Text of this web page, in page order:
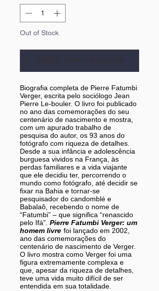
Out of Stock
Notify When Available
Biografia completa de Pierre Fatumbi
Verger, escrita pelo sociólogo Jean
Pierre Le-bouler. O livro foi publicado
no ano das comemorações do seu
centenário de nascimento e mostra,
com um apurado trabalho de
pesquisa do autor, os 93 anos do
fotógrafo com riqueza de detalhes.
Desde a sua infância e adolescência
burguesa vividos na França, às
perdas familiares e a vida viajante
que ele decidiu ter, percorrendo o
mundo como fotógrafo, até decidir se
fixar na Bahia e tornar-se
pesquisador do candomblé e
Babalaô, recebendo o nome de
“Fatumbi” – que significa “renascido
pelo Ifá”. Pierre Fatumbi Verger: um
homem livre foi lançado em 2002,
ano das comemorações do
centenário de nascimento de Verger.
O livro mostra como Verger foi uma
figura extremamente complexa e
que, apesar da riqueza de detalhes,
teve uma vida muito difícil de ser
entendida em sua totalidade.